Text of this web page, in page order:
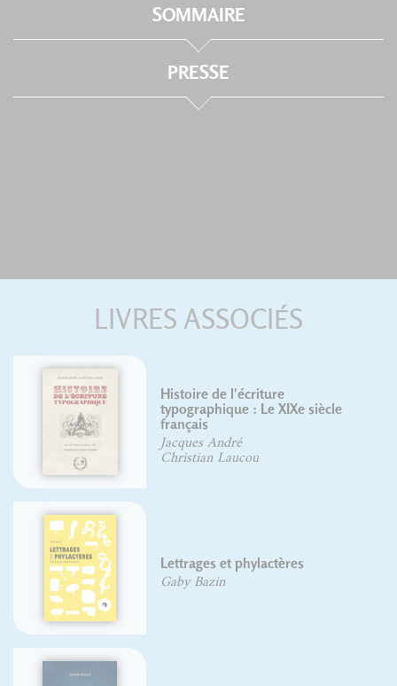
SOMMAIRE
PRESSE
LIVRES ASSOCIÉS
Histoire de l'écriture
typographique, le XVIIIe siècle, II/II
Yves Perrousseaux
François Boltana
Frank Adebiaye
Suzanne Cardinal